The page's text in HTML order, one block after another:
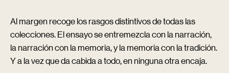
Al margen recoge los rasgos distintivos de todas las
colecciones. El ensayo se entremezcla con la narración,
la narración con la memoria, y la memoria con la tradición.
Y a la vez que da cabida a todo, en ninguna otra encaja.